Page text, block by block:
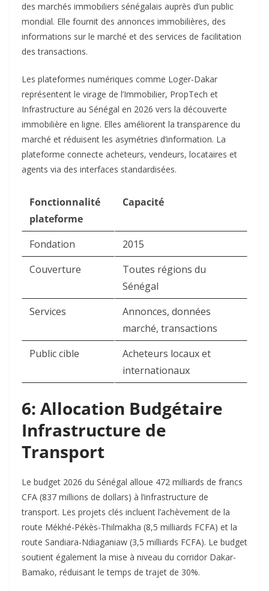
des marchés immobiliers sénégalais auprès d’un public
mondial. Elle fournit des annonces immobilières, des
informations sur le marché et des services de facilitation
des transactions.​
Les plateformes numériques comme Loger-Dakar
représentent le virage de l’Immobilier, PropTech et
Infrastructure au Sénégal en 2026 vers la découverte
immobilière en ligne. Elles améliorent la transparence du
marché et réduisent les asymétries d’information. La
plateforme connecte acheteurs, vendeurs, locataires et
agents via des interfaces standardisées.
Fonctionnalité
plateforme
Capacité
Fondation
2015
Couverture
Toutes régions du
Sénégal
Services
Annonces, données
marché, transactions
Public cible
Acheteurs locaux et
internationaux
6: Allocation Budgétaire
Infrastructure de
Transport
Le budget 2026 du Sénégal alloue 472 milliards de francs
CFA (837 millions de dollars) à l’infrastructure de
transport. Les projets clés incluent l’achèvement de la
route Mékhé-Pékès-Thilmakha (8,5 milliards FCFA) et la
route Sandiara-Ndiaganiaw (3,5 milliards FCFA). Le budget
soutient également la mise à niveau du corridor Dakar-
Bamako, réduisant le temps de trajet de 30%.​